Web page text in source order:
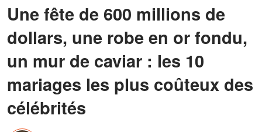
Une fête de 600 millions de
dollars, une robe en or fondu,
un mur de caviar : les 10
mariages les plus coûteux des
célébrités